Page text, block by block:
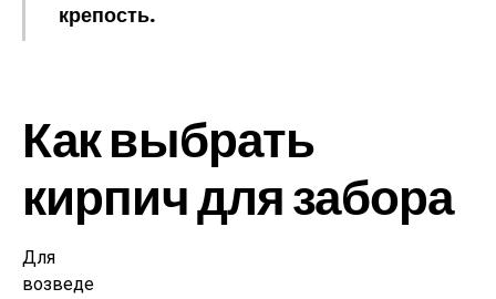
крепость.
Как выбрать
кирпич для забора
Для
возведе